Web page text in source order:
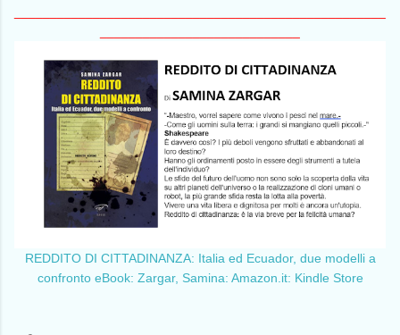
REDDITO DI CITTADINANZA: Italia ed Ecuador, due modelli a
confronto eBook: Zargar, Samina: Amazon.it: Kindle Store